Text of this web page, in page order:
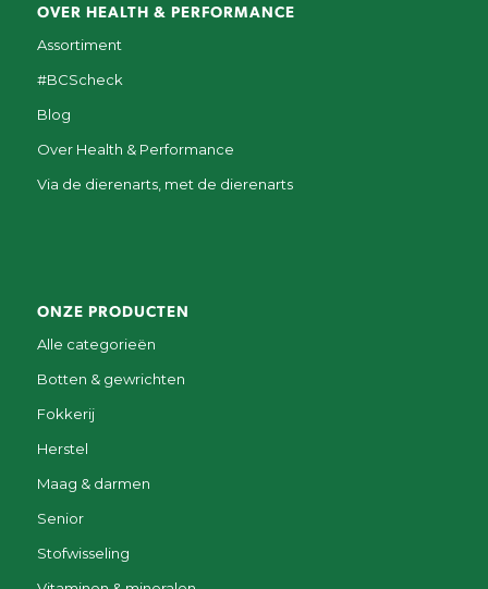
OVER HEALTH & PERFORMANCE
Assortiment
#BCScheck
Blog
Over Health & Performance
Via de dierenarts, met de dierenarts
ONZE PRODUCTEN
Alle categorieën
Botten & gewrichten
Fokkerij
Herstel
Maag & darmen
Senior
Stofwisseling